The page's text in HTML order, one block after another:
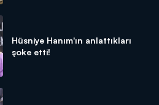
Hüsniye Hanım'ın anlattıkları
şoke etti!